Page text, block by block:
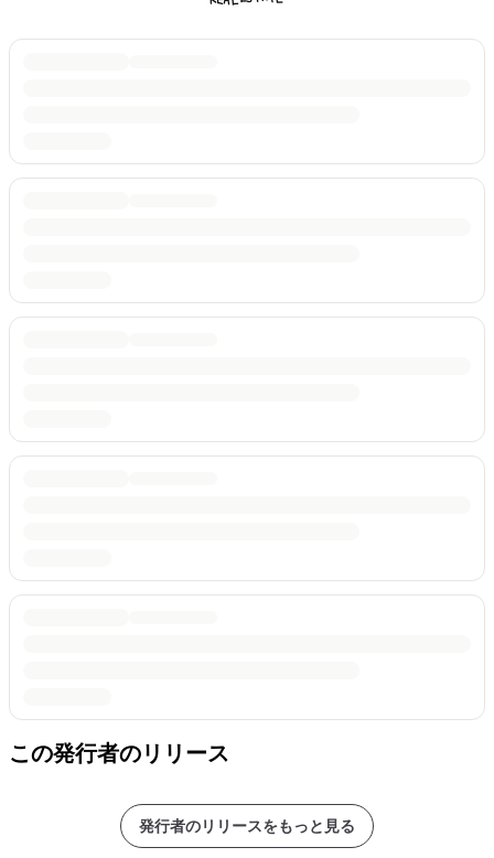
この発行者のリリース
発行者のリリースをもっと見る